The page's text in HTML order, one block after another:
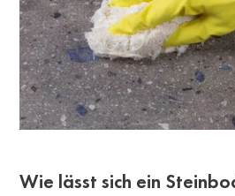
Wie lässt sich ein